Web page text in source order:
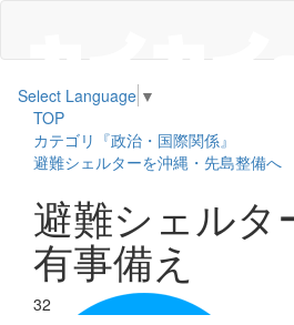
Select Language ▼
TOP
カテゴリ『政治・国際関係』
避難シェルターを沖縄・先島整備へ
避難シェル
有事備え
32